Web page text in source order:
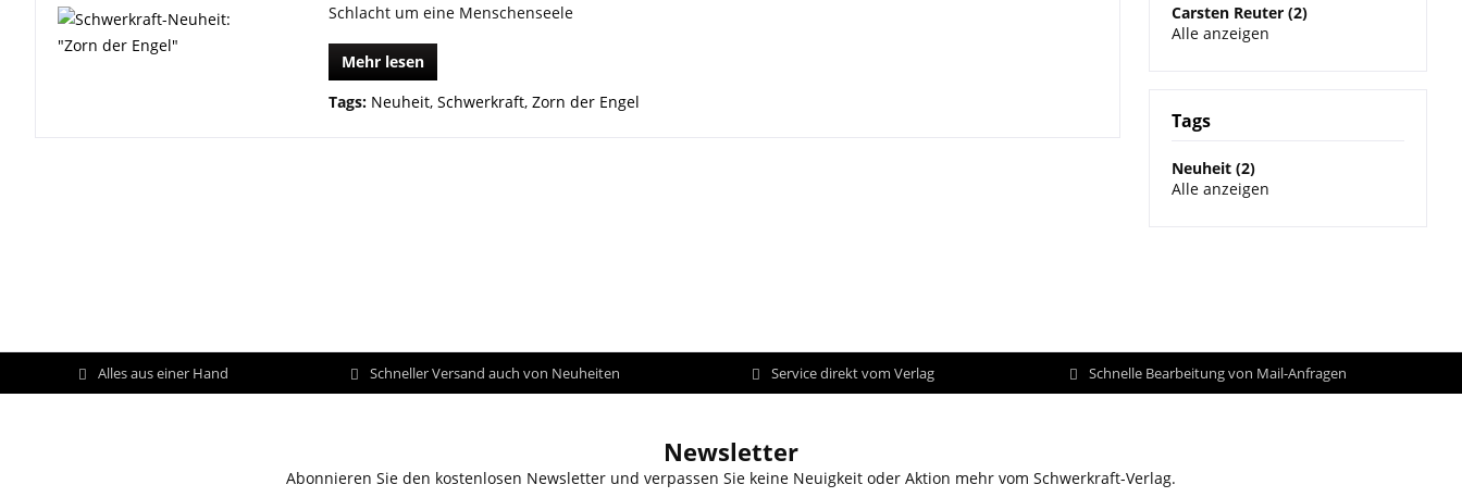
Carsten Reuter (2)
Alle anzeigen
Tags
Neuheit (2)
Alle anzeigen
Schlacht um eine Menschenseele
Mehr lesen
Tags: Neuheit, Schwerkraft, Zorn der Engel
Alles aus einer Hand Schneller Versand auch von Neuheiten Service direkt vom Verlag Schnelle Bearbeitung von Mail-Anfragen
Newsletter
Abonnieren Sie den kostenlosen Newsletter und verpassen Sie keine Neuigkeit oder Aktion mehr vom Schwerkraft-Verlag.